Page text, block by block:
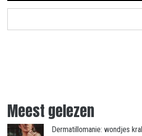
Meest gelezen
Dermatillomanie: wondjes